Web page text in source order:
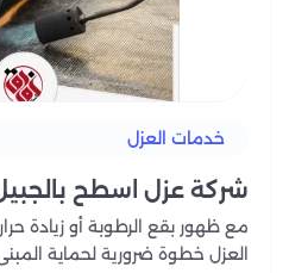
خدمات العزل
شركة عزل اسطح
مع ظهور بقع الرطوبة أو زيادة
العزل خطوة ضرورية لحماية